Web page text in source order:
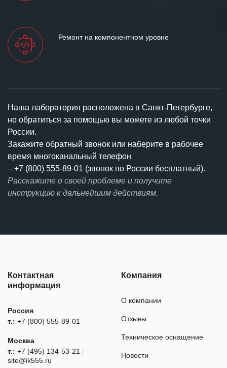
Ремонт на компонентном уровне
Наша лаборатория расположена в Санкт-Петербурге,
но обратиться за помощью вы можете из любой точки
России.
Закажите обратный звонок или наберите в рабочее
время многоканальный телефон
– +7 (800) 555-89-01 (звонок по России бесплатный).
Расскажите о своей проблеме и получите
инструкцию к дальнейшим действиям.
Контактная
информация
Россия
т.: +7 (800) 555-89-01
Москва
т.: +7 (495) 134-53-21 /
site@ik555.ru
Компания
О компании
Отзывы
Техническое оснащение
Новости